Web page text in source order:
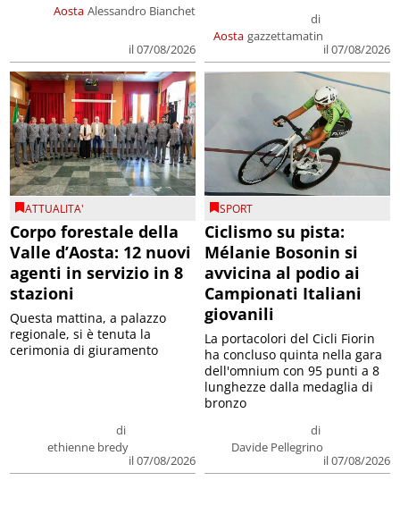
Aosta Alessandro Bianchet
il 07/08/2026
Aosta
di
gazzettamatin
il 07/08/2026
ATTUALITA'
Corpo forestale della
Valle d’Aosta: 12 nuovi
agenti in servizio in 8
stazioni
di
ethienne bredy
il 07/08/2026
Questa mattina, a palazzo
regionale, si è tenuta la
cerimonia di giuramento
SPORT
Ciclismo su pista:
Mélanie Bosonin si
avvicina al podio ai
Campionati Italiani
giovanili
di
Davide Pellegrino
il 07/08/2026
La portacolori del Cicli Fiorin
ha concluso quinta nella gara
dell'omnium con 95 punti a 8
lunghezze dalla medaglia di
bronzo